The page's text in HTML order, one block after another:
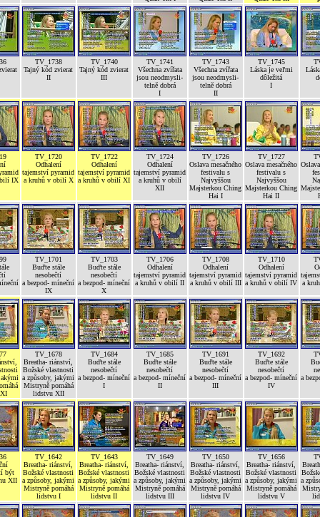
TV_1738
Tajný kód zvierat
II
TV_1740
Tajný kód zvierat
III
TV_1741
Všechna zvířata
jsou neodmysli-
telně dobrá
I
TV_1743
Všechna zvířata
jsou neodmysli-
telně dobrá
II
TV_1745
Láska je veľmi
dôležitá
I
IX
TV_1720
Odhalení
tajemství pyramid
a kruhů v obilí X
TV_1722
Odhalení
tajemství pyramid
a kruhů v obilí XI
TV_1724
Odhalení
tajemství pyramid
a kruhů v obilí
XII
TV_1726
Oslava mesačného
festivalu s
Najvyššou
Majsterkou Ching
Hai I
TV_1727
Oslava mesačného
festivalu s
Najvyššou
Majsterkou Ching
Hai II
TV_1701
Buďte stále
nesobečtí
a bezpod- míneční
IX
TV_1703
Buďte stále
nesobečtí
a bezpod- míneční
X
TV_1706
Odhalení
tajemství pyramid
a kruhů v obilí II
TV_1708
Odhalení
tajemství pyramid
a kruhů v obilí III
TV_1710
Odhalení
tajemství pyramid
a kruhů v obilí IV
a
TV_1678
Breatha- riánství,
Božské vlastnosti
a způsoby, jakými
Mistryně pomáhá
lidstvu XII
TV_1684
Buďte stále
nesobečtí
a bezpod- míneční
I
TV_1685
Buďte stále
nesobečtí
a bezpod- míneční
II
TV_1691
Buďte stále
nesobečtí
a bezpod- míneční
III
TV_1692
Buďte stále
nesobečtí
a bezpod- míneční
IV
a
být
XII
TV_1642
Breatha- riánství,
Božské vlastnosti
a způsoby, jakými
Mistryně pomáhá
lidstvu I
TV_1643
Breatha- riánství,
Božské vlastnosti
a způsoby, jakými
Mistryně pomáhá
lidstvu II
TV_1649
Breatha- riánství,
Božské vlastnosti
a způsoby, jakými
Mistryně pomáhá
lidstvu III
TV_1650
Breatha- riánství,
Božské vlastnosti
a způsoby, jakými
Mistryně pomáhá
lidstvu IV
TV_1656
Breatha- riánství,
Božské vlastnosti
a způsoby, jakými
Mistryně pomáhá
lidstvu V
a